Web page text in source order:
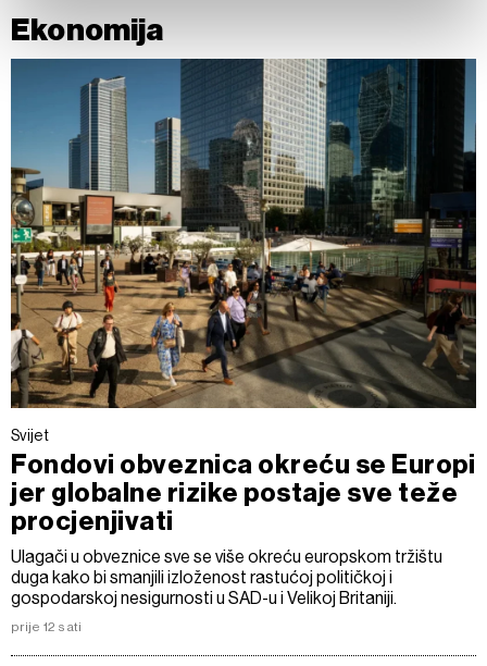
Zajednički voditelji obrade su HD-WIN ARENA SPORT
d.o.o. iPartneri. Više o podacima koje obrađujemo kao i o
vašim pravima pročitajte u našojPolitici privatnosti , a o
kolačićima i drugim sličnim tehnologijama uPolitici kolačića
Kolačiće u bilo kojem trenutku možete ponovno ažurirati klikom
na „Prikaži detalje“. Privolu možete u bilo kojem trenutku
povući bez negativnih posljedica.
Ekonomija
Svijet
Fondovi obveznica okreću se Europi
jer globalne rizike postaje sve teže
procjenjivati
Ulagači u obveznice sve se više okreću europskom tržištu
duga kako bi smanjili izloženost rastućoj političkoj i
gospodarskoj nesigurnosti u SAD-u i Velikoj Britaniji.
prije 12 sati